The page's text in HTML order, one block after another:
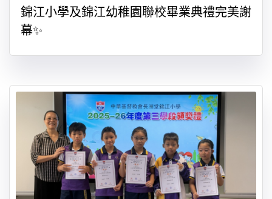
錦江小學及錦江幼稚園聯校畢業典禮完美謝
幕✨